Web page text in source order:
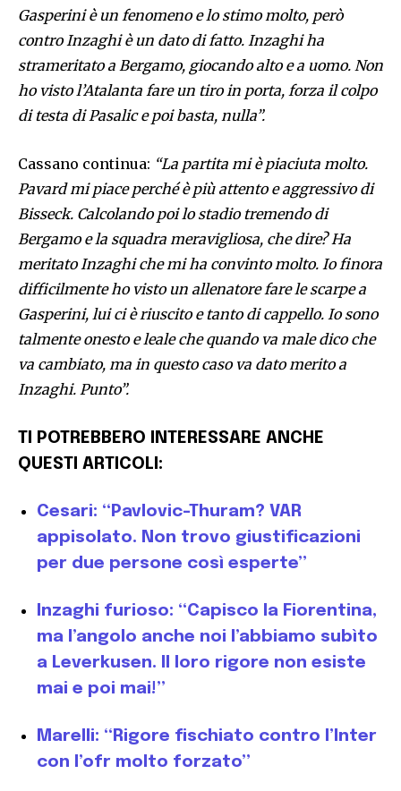
Gasperini è un fenomeno e lo stimo molto, però
contro Inzaghi è un dato di fatto. Inzaghi ha
strameritato a Bergamo, giocando alto e a uomo. Non
ho visto l’Atalanta fare un tiro in porta, forza il colpo
di testa di Pasalic e poi basta, nulla”.
Cassano continua: “La partita mi è piaciuta molto.
Pavard mi piace perché è più attento e aggressivo di
Bisseck. Calcolando poi lo stadio tremendo di
Bergamo e la squadra meravigliosa, che dire? Ha
meritato Inzaghi che mi ha convinto molto. Io finora
difficilmente ho visto un allenatore fare le scarpe a
Gasperini, lui ci è riuscito e tanto di cappello. Io sono
talmente onesto e leale che quando va male dico che
va cambiato, ma in questo caso va dato merito a
Inzaghi. Punto”.
TI POTREBBERO INTERESSARE ANCHE
QUESTI ARTICOLI:
Cesari: “Pavlovic-Thuram? VAR
appisolato. Non trovo giustificazioni
per due persone così esperte”
Inzaghi furioso: “Capisco la Fiorentina,
ma l’angolo anche noi l’abbiamo subìto
a Leverkusen. Il loro rigore non esiste
mai e poi mai!”
Marelli: “Rigore fischiato contro l’Inter
con l’ofr molto forzato”